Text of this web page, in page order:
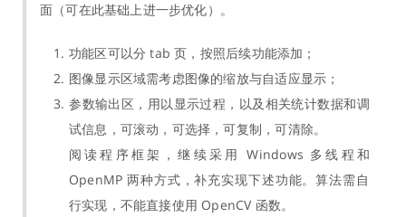
面（可在此基础上进一步优化）。
功能区可以分 tab 页，按照后续功能添加；
图像显示区域需考虑图像的缩放与自适应显示；
参数输出区，用以显示过程，以及相关统计数据和调
试信息，可滚动，可选择，可复制，可清除。
阅读程序框架，继续采用 Windows 多线程和
OpenMP 两种方式，补充实现下述功能。算法需自
行实现，不能直接使用 OpenCV 函数。